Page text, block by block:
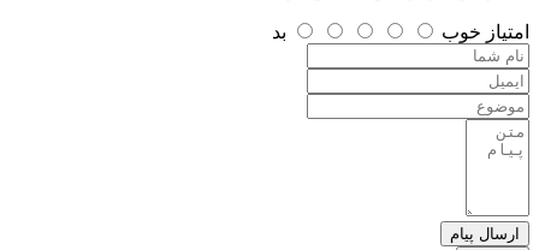
امتیاز خوب بد
ارسال پیام